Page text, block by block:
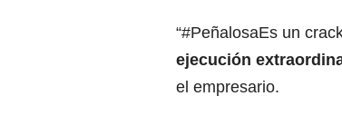
“#PeñalosaEs un
ejecución
el empresario.